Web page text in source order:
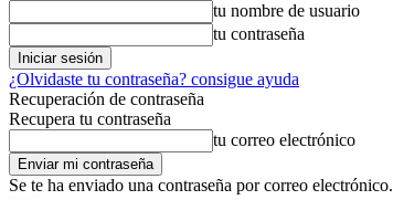
tu nombre de usuario
tu contraseña
¿Olvidaste tu contraseña? consigue ayuda
Recuperación de contraseña
Recupera tu contraseña
tu correo electrónico
Se te ha enviado una contraseña por correo electrónico.